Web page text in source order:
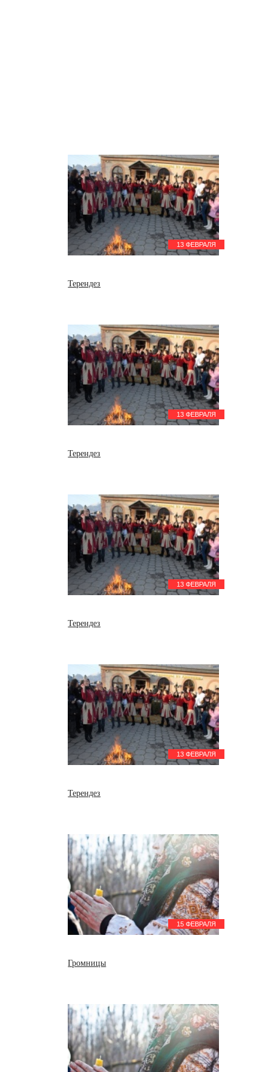
13 ФЕВРАЛЯ
Терендез
13 ФЕВРАЛЯ
Терендез
13 ФЕВРАЛЯ
Терендез
13 ФЕВРАЛЯ
Терендез
15 ФЕВРАЛЯ
Громницы